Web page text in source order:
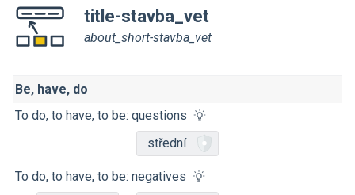
title-stavba_vet
about_short-stavba_vet
Be, have, do
To do, to have, to be: questions
střední
To do, to have, to be: negatives